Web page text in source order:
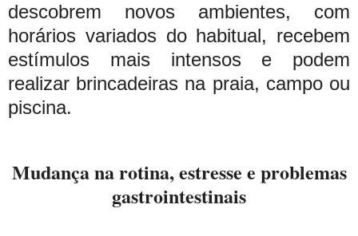
descobrem novos ambientes, com
horários variados do habitual, recebem
estímulos mais intensos e podem
realizar brincadeiras na praia, campo ou
piscina.
Mudança na rotina, estresse e problemas
gastrointestinais